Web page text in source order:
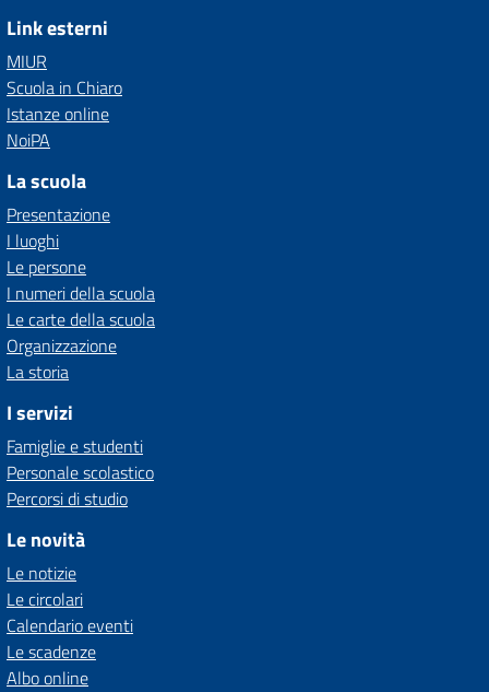
Link esterni
MIUR
Scuola in Chiaro
Istanze online
NoiPA
La scuola
Presentazione
I luoghi
Le persone
I numeri della scuola
Le carte della scuola
Organizzazione
La storia
I servizi
Famiglie e studenti
Personale scolastico
Percorsi di studio
Le novità
Le notizie
Le circolari
Calendario eventi
Le scadenze
Albo online